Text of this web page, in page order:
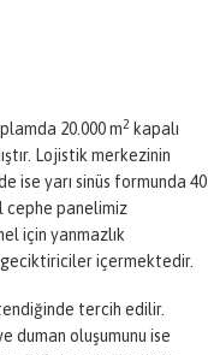
20.000 m2 kapalı
Lojistik merkezinin
ise yarı sinüs formunda 40
cephe panelimiz
için yanmazlık
içermektedir.
tercih edilir.
duman oluşumunu ise